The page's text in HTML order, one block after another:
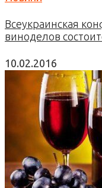
Всеукраинская
виноделов
10.02.2016